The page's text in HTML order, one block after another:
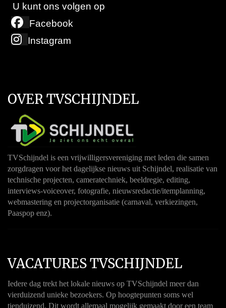
U kunt ons volgen op
Facebook
Instagram
OVER TVSCHIJNDEL
TVSchijndel is een vrijwilligersvereniging met leden die samen
zorgdragen voor het dagelijkse nieuws uit Schijndel, realisatie van
technische projecten, cameratechniek, beeldregie, editing,
interviews-voiceover, fotografie, nieuwsredactie/itemplanning,
webmastering en projectorganisatie (carnaval, verkiezingen,
Paaspop enz).
VACATURES TVSCHIJNDEL
Iedere dag trekt het lokale nieuws op TVSchijndel meer dan
vierduizend unieke bezoekers. Op hoogtepunten soms wel
tienduizend. Dit wordt allemaal mogelijk gemaakt door een team